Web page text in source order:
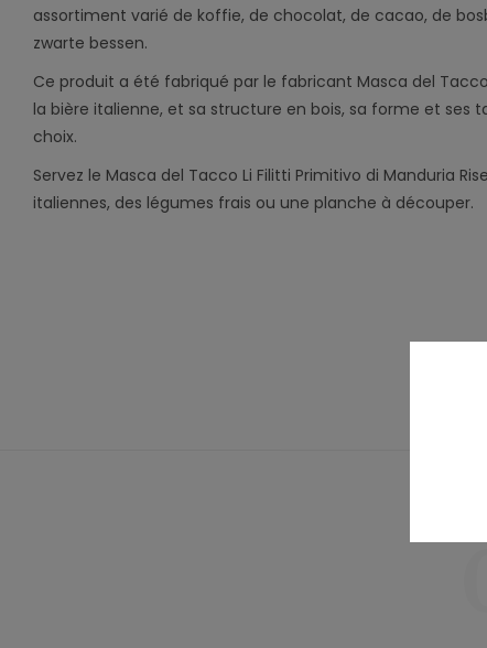
assortiment varié de koffie, de chocolat, de cacao, de
zwarte bessen.
Ce produit a été fabriqué par le fabricant Masca del
la bière italienne, et sa structure en bois, sa forme et ses
choix.
Servez le Masca del Tacco Li Filitti Primitivo di Manduria
italiennes, des légumes frais ou une planche à découper.